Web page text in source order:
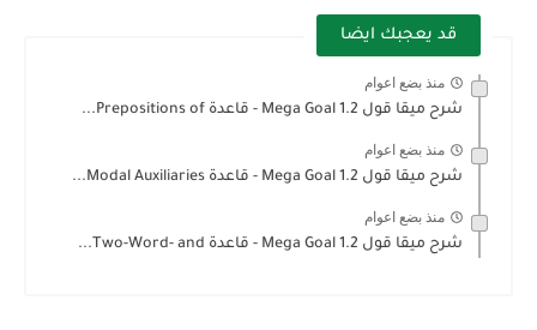
قد يعجبك ايضا
منذ بضع اعوام
شرح ميقا قول 1.2 Mega Goal - قاعدة Prepositions of...
منذ بضع اعوام
شرح ميقا قول 1.2 Mega Goal - قاعدة Modal Auxiliaries...
منذ بضع اعوام
شرح ميقا قول 1.2 Mega Goal - قاعدة Two-Word- and...